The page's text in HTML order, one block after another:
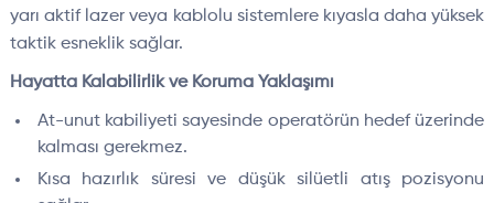
yarı aktif lazer veya kablolu sistemlere kıyasla daha yüksek
taktik esneklik sağlar.
Hayatta Kalabilirlik ve Koruma Yaklaşımı
At-unut kabiliyeti sayesinde operatörün hedef üzerinde
kalması gerekmez.
Kısa hazırlık süresi ve düşük silüetli atış pozisyonu